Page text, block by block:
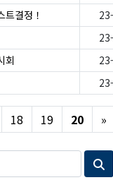
결정！
회
18 19 20 »